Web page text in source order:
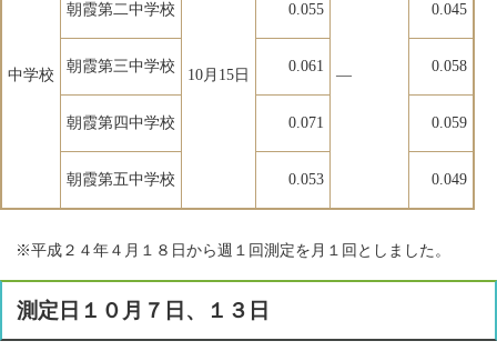
中学校 10月15日 ―
朝霞第二中学校 0.055 0.045
朝霞第三中学校 0.061 0.058
朝霞第四中学校 0.071 0.059
朝霞第五中学校 0.053 0.049
※平成２４年４月１８日から週１回測定を月１回としました。
測定日１０月７日、１３日